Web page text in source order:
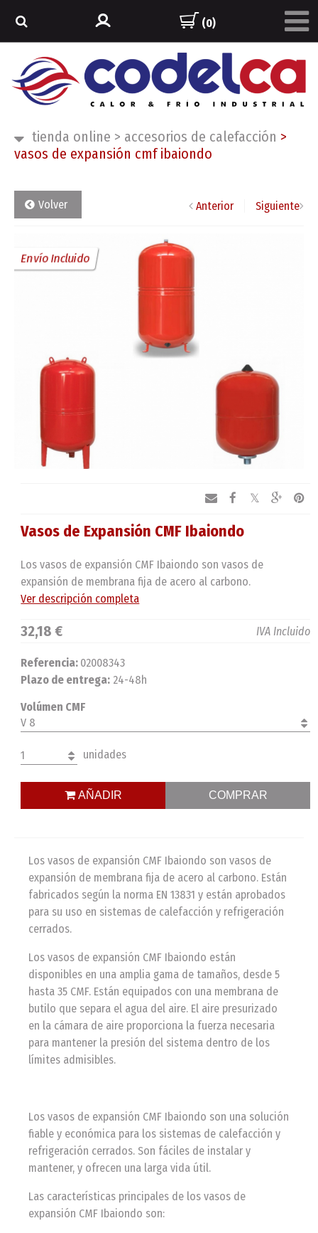
(0)
tienda online > accesorios de calefacción >
vasos de expansión cmf ibaiondo
Volver Anterior Siguiente
Envío Incluido
Vasos de Expansión CMF Ibaiondo
Los vasos de expansión CMF Ibaiondo son vasos de
expansión de membrana fija de acero al carbono.
Ver descripción completa
32,18 € IVA Incluido
Referencia: 02008343
Plazo de entrega: 24-48h
Volúmen CMF
V 8
1 unidades
AÑADIR COMPRAR
Los vasos de expansión CMF Ibaiondo son vasos de
expansión de membrana fija de acero al carbono. Están
fabricados según la norma EN 13831 y están aprobados
para su uso en sistemas de calefacción y refrigeración
cerrados.
Los vasos de expansión CMF Ibaiondo están
disponibles en una amplia gama de tamaños, desde 5
hasta 35 CMF. Están equipados con una membrana de
butilo que separa el agua del aire. El aire presurizado
en la cámara de aire proporciona la fuerza necesaria
para mantener la presión del sistema dentro de los
límites admisibles.
Los vasos de expansión CMF Ibaiondo son una solución
fiable y económica para los sistemas de calefacción y
refrigeración cerrados. Son fáciles de instalar y
mantener, y ofrecen una larga vida útil.
Las características principales de los vasos de
expansión CMF Ibaiondo son: